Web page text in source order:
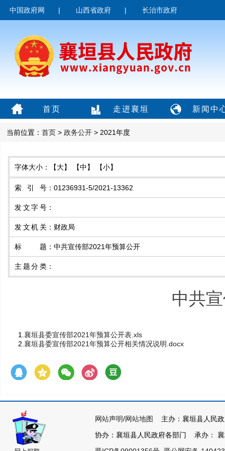
中国政府网 | 山西省政府 | 长治市政府
首页 走进襄垣 新闻中
当前位置： 首页 > 政务公开 > 2021年度
字体大小： 【大】 【中】 【小】
索引号 ： 01236931-5/2021-13362
发文字号 ：
发文机关 ： 财政局
标题 ： 中共宣传部2021年预算公开
主题分类 ：
中共
1. 襄垣县委宣传部2021年预算公开表.xls
2. 襄垣县委宣传部2021年预算公开相关情况说明.docx
网站声明/网站地图
主办：襄垣县人民
协办：襄垣县人民政府各部门 承办：